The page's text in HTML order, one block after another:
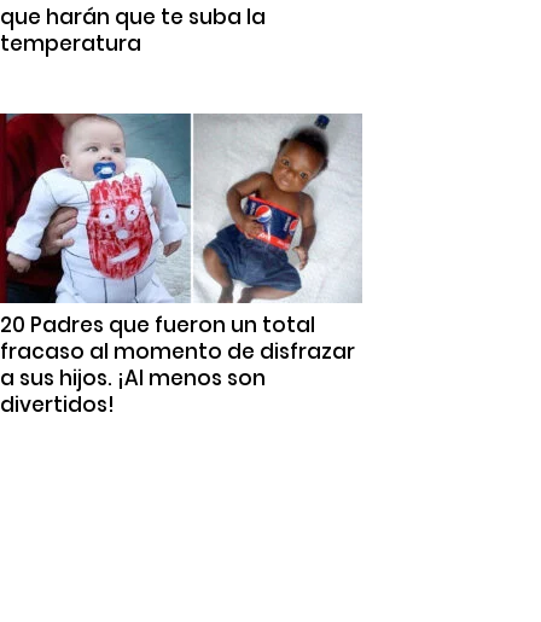
que harán que te suba la
temperatura
20 Padres que fueron un total
fracaso al momento de disfrazar
a sus hijos. ¡Al menos son
divertidos!